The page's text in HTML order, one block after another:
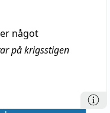
något
på krigsstigen